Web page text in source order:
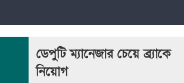
ডেপুটি ম্যানেজার চেয়ে ব্র্যাকে
নিয়োগ